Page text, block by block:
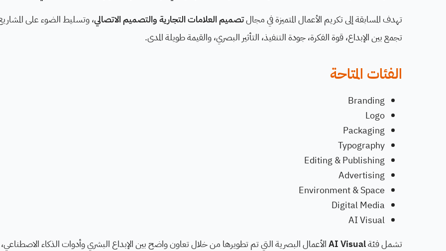
تهدف المسابقة إلى تكريم الأعمال المتميزة في مجالتصميم العلامات التجارية والتصميم الاتصالي، وتسليط الضوء على
تجمع بين الإبداع، قوة الفكرة، جودة التنفيذ، التأثير البصري، والقيمة طويلة المدى.
الفئات المتاحة
Branding
Logo
Packaging
Typography
Editing & Publishing
Advertising
Environment & Space
Digital Media
AI Visual
تشمل فئةAI Visualالأعمال البصرية التي تم تطويرها من خلال تعاون واضح بين الإبداع البشري وأدوات الذكاء